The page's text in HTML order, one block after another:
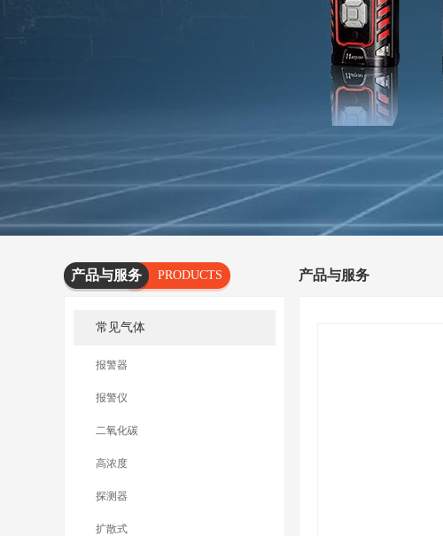
产品与服务
PRODUCTS
常见气体
报警器
报警仪
二氧化碳
高浓度
探测器
扩散式
产品与服务